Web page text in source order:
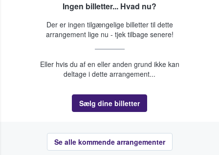
Ingen billetter... Hvad nu?
Der er ingen tilgængelige billetter til dette
arrangement lige nu - tjek tilbage senere!
Eller hvis du af en eller anden grund ikke kan
deltage i dette arrangement...
Sælg dine billetter
Se alle kommende arrangementer